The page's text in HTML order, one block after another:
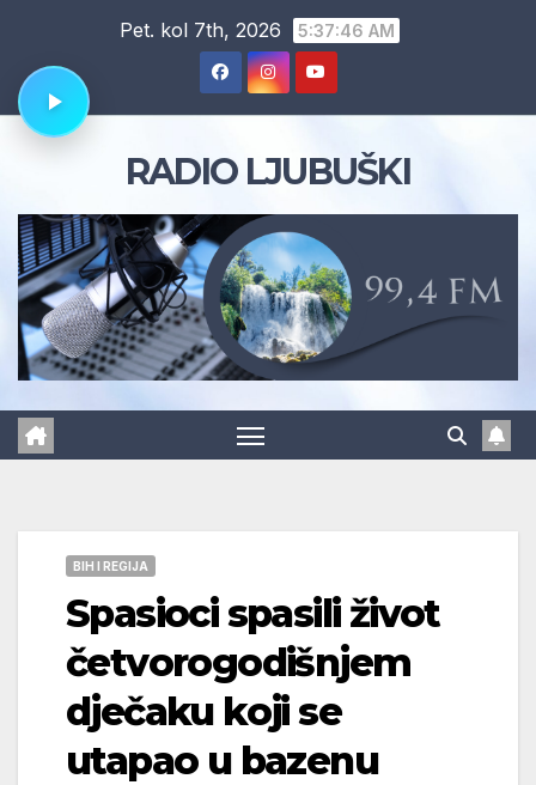
content
Pet. kol 7th, 2026 5:37:46 AM
RADIO LJUBUŠKI
BIH I REGIJA
Spasioci spasili život
četvorogodišnjem
dječaku koji se
utapao u bazenu